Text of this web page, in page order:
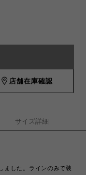
店舗在庫確認
サイズ詳細
ました。ラインのみで装